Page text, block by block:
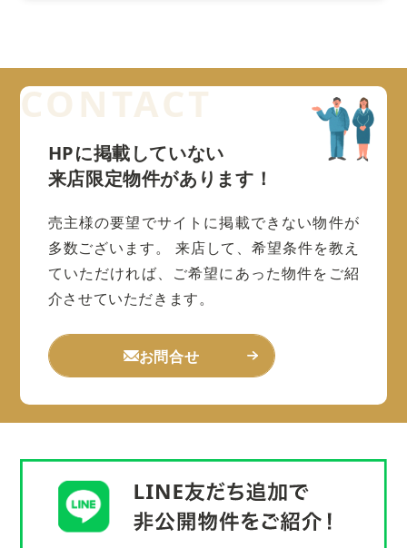
HPに掲載していない
来店限定物件があります！
売主様の要望でサイトに掲載できない物件が
多数ございます。
来店して、希望条件を教え
ていただければ、ご希望にあった物件をご紹
介させていただきます。
お問合せ